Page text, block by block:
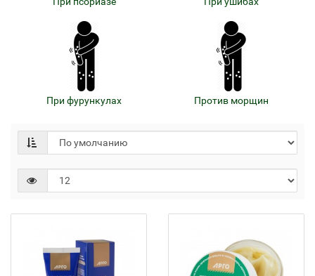
При фурункулах Против морщин